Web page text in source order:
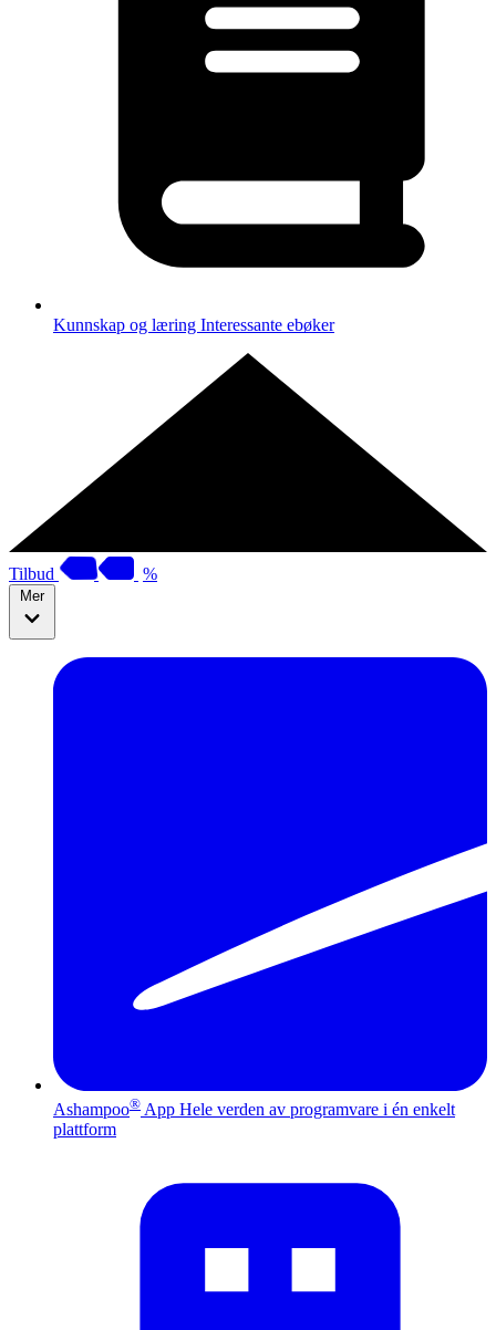
Kunnskap og læring Interessante ebøker
Tilbud %
Mer
Ashampoo® App Hele verden av programvare i én enkelt
plattform